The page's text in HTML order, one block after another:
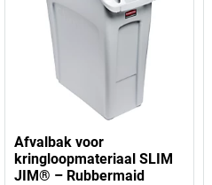
Afvalbak voor
kringloopmateriaal SLIM
JIM® – Rubbermaid